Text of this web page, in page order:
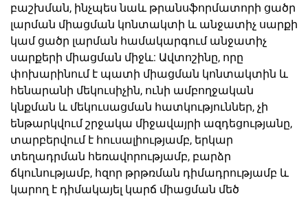
բաշխման, ինչպես նաև թրանսֆորմատորի ցածր
լարման միացման կոնտակտի և անջատիչ սարքի
կամ ցածր լարման համակարգում անջատիչ
սարքերի միացման միջև: Ավտոշինը, որը
փոխարինում է պատի միացման կոնտակտին և
հենարանի մեկուսիչին, ունի ամբողջական
կնքման և մեկուսացման հատկություններ, չի
ենթարկվում շրջակա միջավայրի ազդեցությանը,
տարբերվում է հուսալիությամբ, երկար
տեղադրման հեռավորությամբ, բարձր
ճկունությամբ, հզոր թրթռման դիմադրությամբ և
կարող է դիմակայել կարճ միացման մեծ